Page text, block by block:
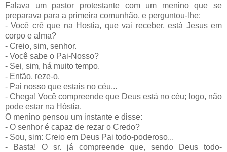
Falava um pastor protestante com um menino que se
preparava para a primeira comunhão, e perguntou-lhe:
- Você crê que na Hostia, que vai receber, está Jesus em
corpo e alma?
- Creio, sim, senhor.
- Você sabe o Pai-Nosso?
- Sei, sim, há muito tempo.
- Então, reze-o.
- Pai nosso que estais no céu...
- Chega! Você compreende que Deus está no céu; logo, não
pode estar na Hóstia.
O menino pensou um instante e disse:
- O senhor é capaz de rezar o Credo?
- Sou, sim: Creio em Deus Pai todo-poderoso...
- Basta! O sr. já compreende que, sendo Deus todo-